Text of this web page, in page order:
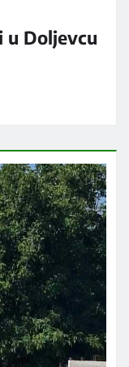
u Doljevcu